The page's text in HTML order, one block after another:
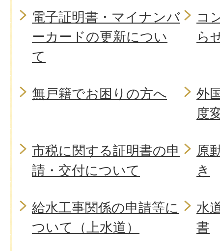
電子証明書・マイナンバ
ーカードの更新につい
て
コ
ら
無戸籍でお困りの方へ
外
度
市税に関する証明書の申
請・交付について
原
き
給水工事関係の申請等に
ついて（上水道）
水
書